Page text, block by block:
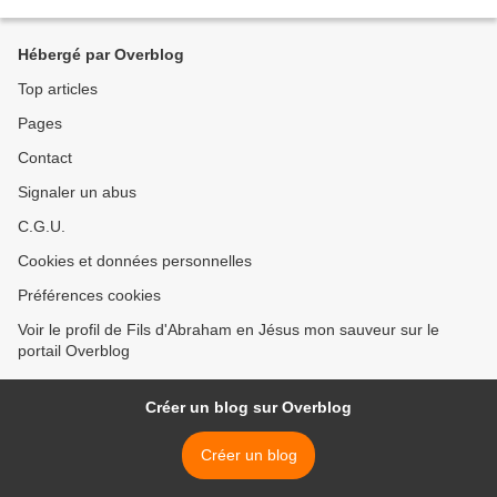
Hébergé par Overblog
Top articles
Pages
Contact
Signaler un abus
C.G.U.
Cookies et données personnelles
Préférences cookies
Voir le profil de Fils d'Abraham en Jésus mon sauveur sur le
portail Overblog
Créer un blog sur Overblog
Créer un blog